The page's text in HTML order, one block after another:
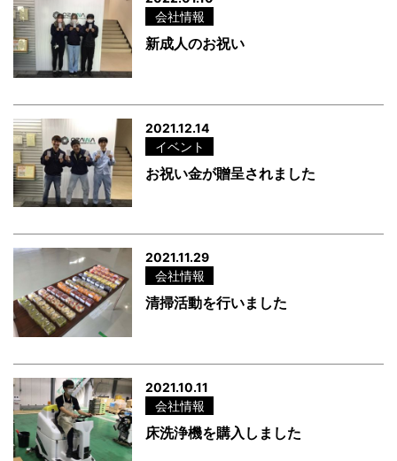
会社情報
新成人のお祝い
2021.12.14
イベント
お祝い金が贈呈されました
2021.11.29
会社情報
清掃活動を行いました
2021.10.11
会社情報
床洗浄機を購入しました